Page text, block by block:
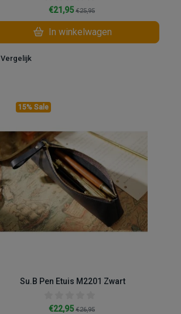
€21,95 €25,95
In winkelwagen
Vergelijk
15% Sale
Su.B Pen Etuis M2201 Zwart
€22,95 €26,95